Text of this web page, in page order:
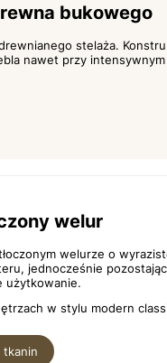
bukowego
stelaża.
nawet przy
welur
welurze o
jednocześnie
użytkowanie.
w stylu modern
tkanin